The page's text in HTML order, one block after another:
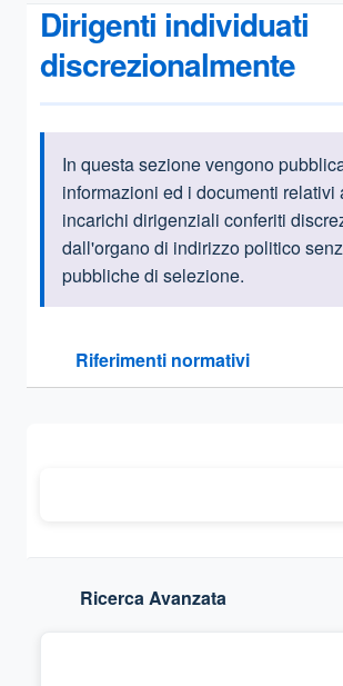
Dirigenti individuati
discrezionalmente
Informazioni introduttive
In questa sezione vengono
informazioni ed i documenti relativi
incarichi dirigenziali conferiti
dall'organo di indirizzo politico
pubbliche di selezione.
Riferimenti normativi
Sezione compressa
Ricerca Avanzata